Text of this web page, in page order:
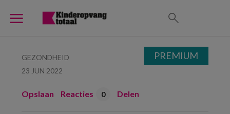
GEZONDHEID
23 JUN 2022
Opslaan Reacties 0 Delen
PREMIUM